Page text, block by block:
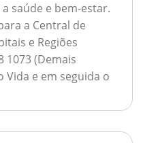
saúde e bem-estar.
a Central de
e Regiões
1073 (Demais
Vida e em seguida o